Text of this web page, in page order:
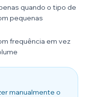
quando o tipo de
pequenas
frequência em vez
manualmente o